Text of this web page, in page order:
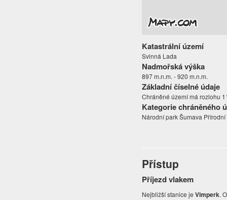
Katastrální území
Svinná Lada
Nadmořská výška
897 m.n.m. - 920 m.n.m.
Základní číselné údaje
Chráněné území má rozlohu
Kategorie chráněného
Národní park Šumava
Přístup
Příjezd vlakem
Nejbližší stanice je Vimperk.